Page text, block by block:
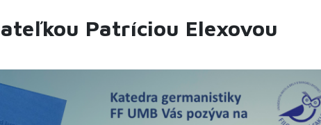
Patríciou Elexovou